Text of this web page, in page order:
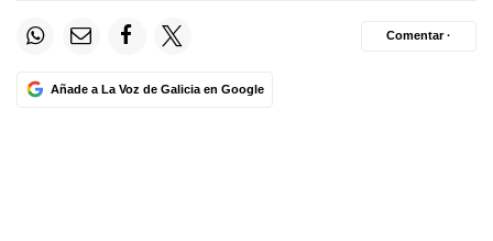
Añade a La Voz de Galicia en Google
Comentar ·